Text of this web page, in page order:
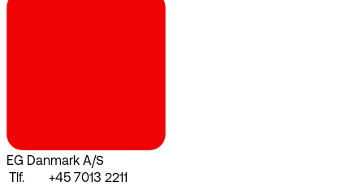
EG Danmark A/S
Tlf.
+45 7013 2211